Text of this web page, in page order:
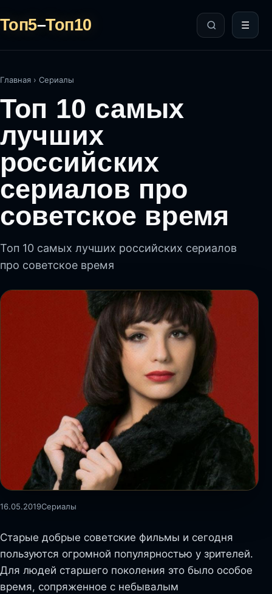
Топ5–Топ10 ☰
Главная › Сериалы
Топ 10 самых
лучших
российских
сериалов про
советское время
Топ 10 самых лучших российских сериалов
про советское время
16.05.2019Сериалы
Старые добрые советские фильмы и сегодня
пользуются огромной популярностью у зрителей.
Для людей старшего поколения это было особое
время, сопряженное с небывалым